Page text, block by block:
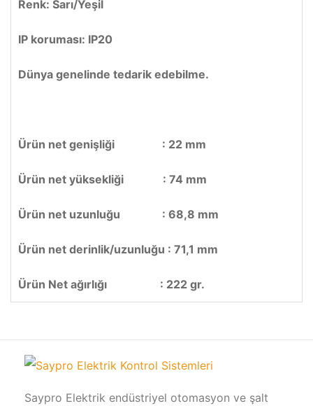
Renk: Sarı/Yeşil
IP koruması: IP20
Dünya genelinde tedarik edebilme.​
Ürün net genişliği : 22 mm
Ürün net yüksekliği : 74 mm
Ürün net uzunluğu : 68,8 mm
Ürün net derinlik/uzunluğu : 71,1 mm
Ürün Net ağırlığı : 222 gr.
Saypro Elektrik endüstriyel otomasyon ve şalt